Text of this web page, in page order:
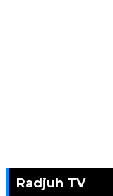
Radjuh TV